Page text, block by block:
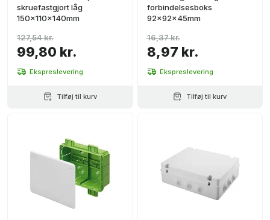
skruefastgjort låg
150x110x140mm
99,80 kr.
127,54 kr.
Ekspreslevering
Tilføj til kurv
forbindelsesboks
92x92x45mm
8,97 kr.
16,37 kr.
Ekspreslevering
Tilføj til kurv